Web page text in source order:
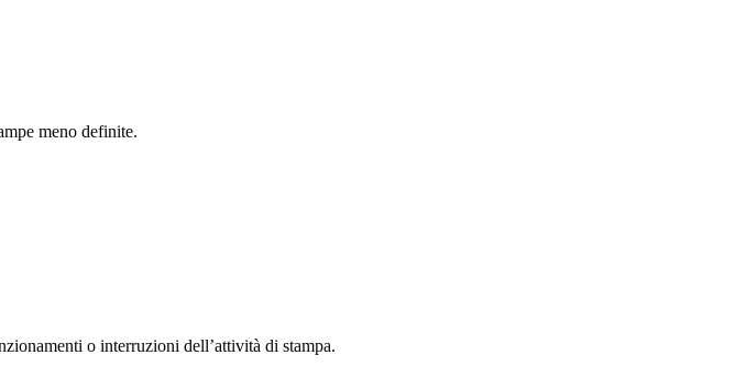
meno definite.
o interruzioni dell’attività di stampa.